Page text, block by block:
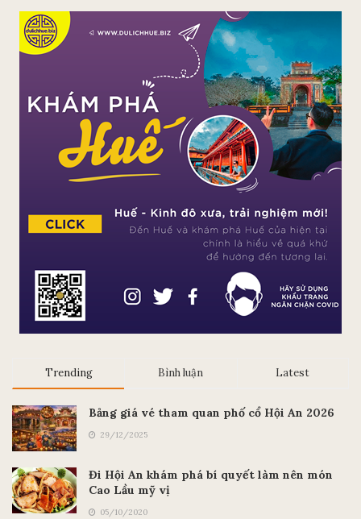
Trending Bình luận Latest
Bảng giá vé tham quan phố cổ Hội An 2026
29/12/2025
Đi Hội An khám phá bí quyết làm nên món
Cao Lầu mỹ vị
05/10/2020